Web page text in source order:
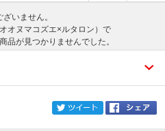
いません。
オヌマコズエ×ルタロン）で
品が見つかりませんでした。